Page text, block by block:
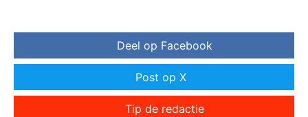
Deel op Facebook
Post op X
Tip de redactie